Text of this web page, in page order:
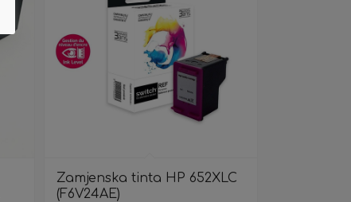
Zamjenska tinta HP 652XLC
(F6V24AE)